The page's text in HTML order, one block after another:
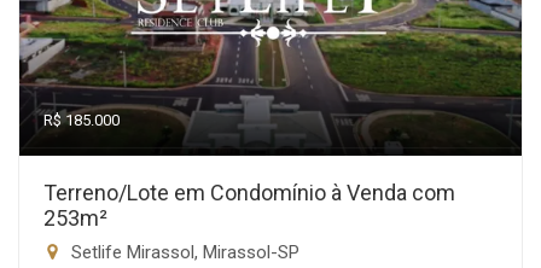
R$ 185.000
Terreno/Lote em Condomínio à Venda com
253m²
Setlife Mirassol, Mirassol-SP